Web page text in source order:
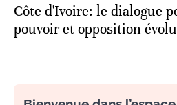
Côte d'Ivoire: le dialogue
pouvoir et opposition